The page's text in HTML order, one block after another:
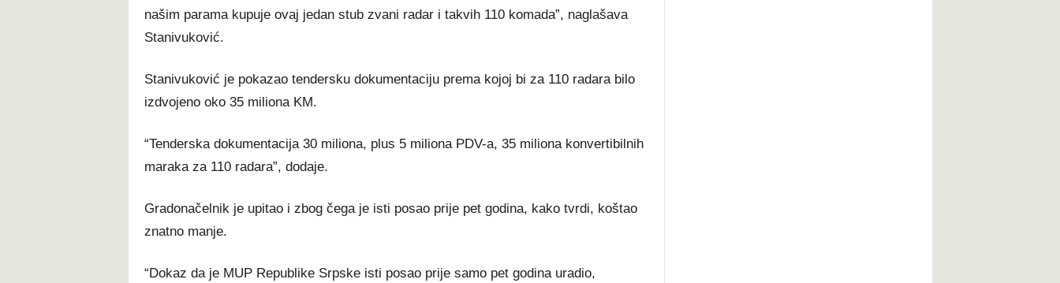
našim parama kupuje ovaj jedan stub zvani radar i takvih 110 komada”, naglašava
Stanivuković.
Stanivuković je pokazao tendersku dokumentaciju prema kojoj bi za 110 radara bilo
izdvojeno oko 35 miliona KM.
“Tenderska dokumentacija 30 miliona, plus 5 miliona PDV-a, 35 miliona konvertibilnih
maraka za 110 radara”, dodaje.
Gradonačelnik je upitao i zbog čega je isti posao prije pet godina, kako tvrdi, koštao
znatno manje.
“Dokaz da je MUP Republike Srpske isti posao prije samo pet godina uradio,